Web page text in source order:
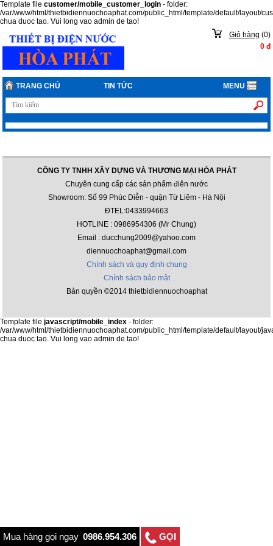
Template file customer/mobile_customer_login - folder:
/var/www/html/thietbidiennuochoaphat.com/public_html/template/default/layout/
chua duoc tao. Vui long vao admin de tao!
Giỏ hàng (0)
0đ
TRANG CHỦ TIN TỨC MENU
CÔNG TY TNHH XÂY DỰNG VÀ THƯƠNG MẠI HÒA PHÁT
Chuyên cung cấp các sản phẩm điên nước
Showroom: Số 99 Phúc Diễn - quận Từ Liêm - Hà Nội
ĐTEL:0433994663
HOTLINE : 0986954306 (Mr Chung)
Email : ducchung2009@yahoo.com
diennuochoaphat@gmail.com
Chính sách và quy định chung
Chính sách bảo mật
Bản quyền ©2014 thietbidiennuochoaphat
Mua hàng gọi ngay 0986.954.306 GỌI
Template file javascript/mobile_index - folder:
/var/www/html/thietbidiennuochoaphat.com/public_html/template/default/layout/
chua duoc tao. Vui long vao admin de tao!